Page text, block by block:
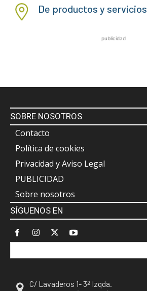
De productos y servicios
publicidad
SOBRE NOSOTROS
Contacto
Política de cookies
Privacidad y Aviso Legal
PUBLICIDAD
Sobre nosotros
SÍGUENOS EN
C/ Lavaderos 1- 3º Izqda.